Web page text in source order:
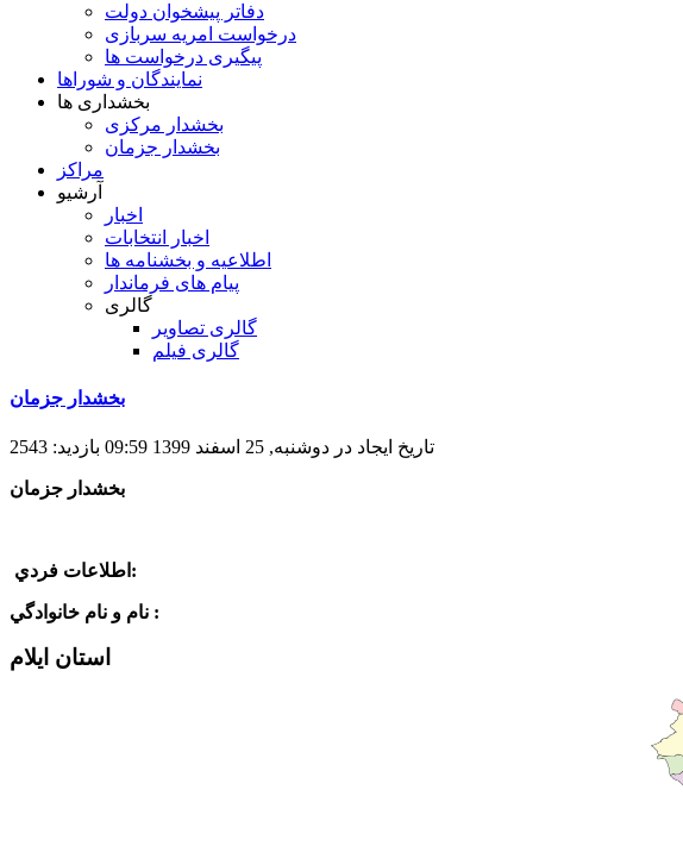
دفاتر پیشخوان دولت
درخواست امریه سربازی
پیگیری درخواست ها
نمایندگان و شوراها
بخشداری ها
بخشدار مرکزی
بخشدار جزمان
مراکز
آرشیو
اخبار
اخبار انتخابات
اطلاعیه و بخشنامه ها
پیام های فرماندار
گالری
گالری تصاویر
گالری فیلم
بخشدار جزمان
تاریخ ایجاد در دوشنبه, 25 اسفند 1399 09:59 بازدید: 2543
بخشدار جزمان
اطلاعات فردي:
نام و نام خانوادگي :
استان ایلام